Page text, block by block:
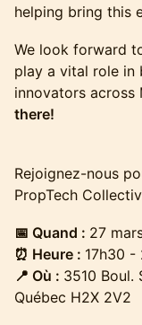
helping bring this
We look forward
play a vital role in
innovators across
there!
Rejoignez-nous
PropTech
📅 Quand : 27
⏰ Heure : 17h30 -
📍 Où : 3510 Boul.
Québec H2X 2V2